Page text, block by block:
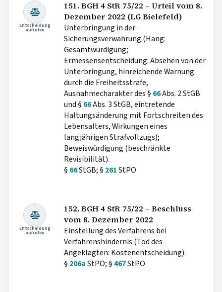
Entscheidung
aufrufen
151. BGH 4 StR 75/22 – Urteil vom 8.
Dezember 2022 (LG Bielefeld)
Unterbringung in der
Sicherungsverwahrung (Hang:
Gesamtwürdigung;
Ermessensentscheidung: Absehen von der
Unterbringung, hinreichende Warnung
durch die Freiheitsstrafe,
Ausnahmecharakter des § 66Abs. 2 StGB
und § 66Abs. 3 StGB, eintretende
Haltungsänderung mit Fortschreiten des
Lebensalters, Wirkungen eines
langjährigen Strafvollzugs);
Beweiswürdigung (beschränkte
Revisibilität).
§ 66StGB; § 261StPO
Entscheidung
aufrufen
152. BGH 4 StR 75/22 – Beschluss
vom 8. Dezember 2022
Einstellung des Verfahrens bei
Verfahrenshindernis (Tod des
Angeklagten: Kostenentscheidung).
§ 206aStPO; §467StPO